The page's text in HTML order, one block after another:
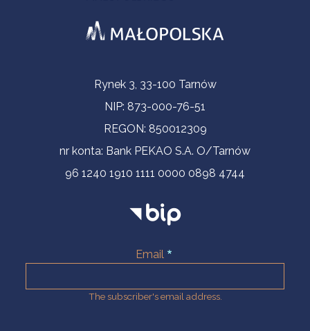
Contact InformationRynek 3, 33-100 Tarnów
NIP: 873-000-76-51
REGON: 850012309
nr konta: Bank PEKAO S.A. O/Tarnów
96 1240 1910 1111 0000 0898 4744
Email
The subscriber's email address.